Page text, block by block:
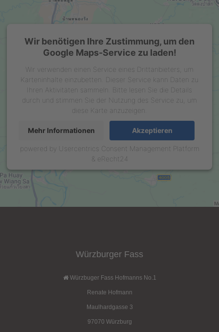
Wir benötigen Ihre Zustimmung, um den
Google Maps-Service zu laden!
Wir verwenden einen Service eines Drittanbieters, um
Karteninhalte einzubetten. Dieser Service kann Daten zu
Ihren Aktivitäten sammeln. Bitte lesen Sie die Details
durch und stimmen Sie der Nutzung des Service zu, um
diese Karte anzuzeigen.
Mehr Informationen Akzeptieren
powered by
Usercentrics Consent Management Platform
& eRecht24
Würzburger Fass
Würzbuger Fass Hofmanns No.1
Renate Hofmann
Maulhardgasse 3
97070 Würzburg